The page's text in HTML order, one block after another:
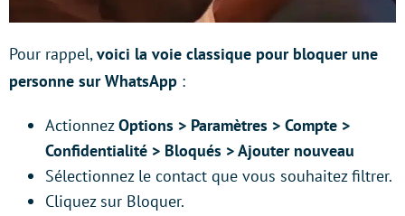
Pour rappel, voici la voie classique pour bloquer une
personne sur WhatsApp :
ActionnezOptions > Paramètres > Compte >
Confidentialité > Bloqués > Ajouter nouveau
Sélectionnez le contact que vous souhaitez filtrer.
Cliquez sur Bloquer.